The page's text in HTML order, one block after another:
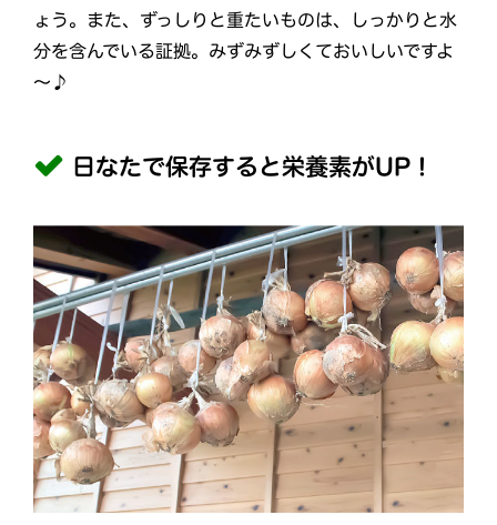
ょう。また、ずっしりと重たいものは、しっかりと水
分を含んでいる証拠。みずみずしくておいしいですよ
～♪
日なたで保存すると栄養素がUP！